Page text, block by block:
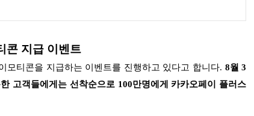
콘 지급 이벤트
모티콘을 지급하는 이벤트를 진행하고 있다고 합니다. 8월 3
고객들에게는 선착순으로 100만명에게 카카오페이 플러스